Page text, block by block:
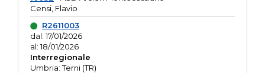
Censi, Flavio
R2611003
dal: 17/01/2026
al: 18/01/2026
Interregionale
Umbria: Terni (TR)